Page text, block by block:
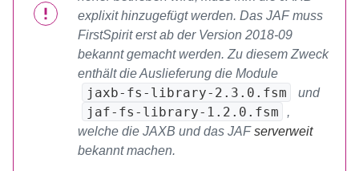
explixit hinzugefügt werden. Das JAF muss
FirstSpirit erst ab der Version 2018-09
bekannt gemacht werden. Zu diesem Zweck
enthält die Auslieferung die Module
jaxb-fs-library-2.3.0.fsm und
jaf-fs-library-1.2.0.fsm
,
welche die JAXB und das JAFserverweit
bekannt machen.